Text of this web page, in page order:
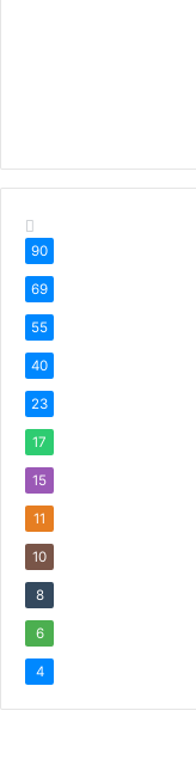
90
69
55
40
23
17
15
11
10
8
6
4